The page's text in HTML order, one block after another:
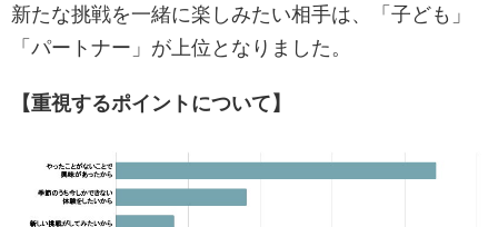
新たな挑戦を一緒に楽しみたい相手は、「子ども」
「パートナー」が上位となりました。
【重視するポイントについて】